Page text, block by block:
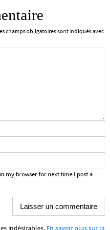
champs obligatoires sont indiqués avec
my browser for next time I post a
indésirables. En savoir plus sur la